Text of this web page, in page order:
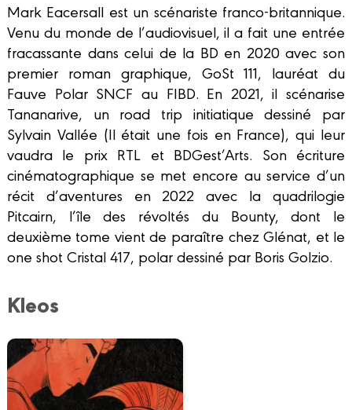
Mark Eacersall est un scénariste franco-britannique.
Venu du monde de l’audiovisuel, il a fait une entrée
fracassante dans celui de la BD en 2020 avec son
premier roman graphique, GoSt 111, lauréat du
Fauve Polar SNCF au FIBD. En 2021, il scénarise
Tananarive, un road trip initiatique dessiné par
Sylvain Vallée (Il était une fois en France), qui leur
vaudra le prix RTL et BDGest’Arts. Son écriture
cinématographique se met encore au service d’un
récit d’aventures en 2022 avec la quadrilogie
Pitcairn, l’île des révoltés du Bounty, dont le
deuxième tome vient de paraître chez Glénat, et le
one shot Cristal 417, polar dessiné par Boris Golzio.
Kleos